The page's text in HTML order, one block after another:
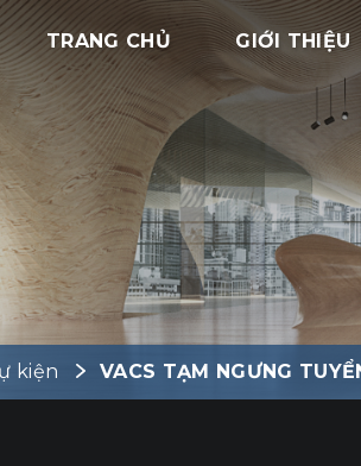
TRANG CHỦ GIỚI THIỆU
kiện VACS TẠM NGƯNG